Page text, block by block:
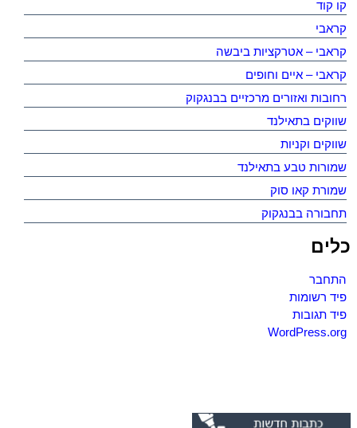
קו קוד
קראבי
קראבי – אטרקציות ביבשה
קראבי – איים וחופים
רחובות ואזורים מרכזיים בבנגקוק
שווקים בתאילנד
שווקים וקניות
שמורות טבע בתאילנד
שמורת קאו סוק
תחבורה בבנגקוק
כלים
התחבר
פיד רשומות
פיד תגובות
WordPress.org